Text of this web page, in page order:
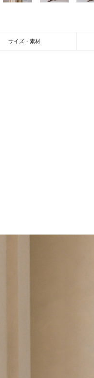
サイズ・素材